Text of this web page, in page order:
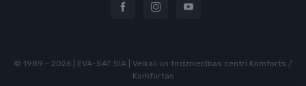
© 1989 - 2026 | EVA-SAT SIA | Veikali un tirdzniecības centri Komforts /
Komfortas